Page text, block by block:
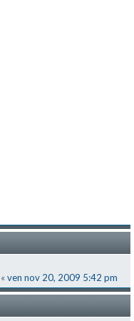
« ven nov 20, 2009 5:42 pm